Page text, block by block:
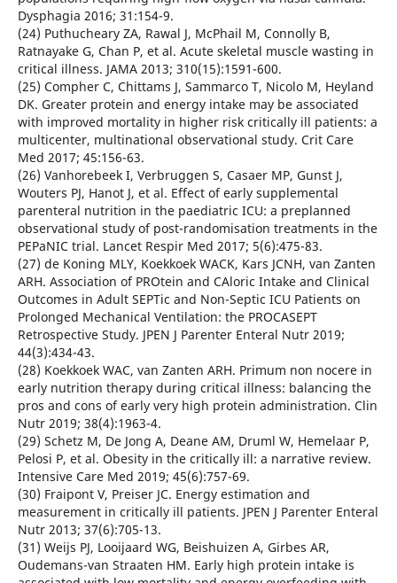
Dysphagia 2016; 31:154-9.
(24) Puthucheary ZA, Rawal J, McPhail M, Connolly B,
Ratnayake G, Chan P, et al. Acute skeletal muscle wasting in
critical illness. JAMA 2013; 310(15):1591-600.
(25) Compher C, Chittams J, Sammarco T, Nicolo M, Heyland
DK. Greater protein and energy intake may be associated
with improved mortality in higher risk critically ill patients: a
multicenter, multinational observational study. Crit Care
Med 2017; 45:156-63.
(26) Vanhorebeek I, Verbruggen S, Casaer MP, Gunst J,
Wouters PJ, Hanot J, et al. Effect of early supplemental
parenteral nutrition in the paediatric ICU: a preplanned
observational study of post-randomisation treatments in the
PEPaNIC trial. Lancet Respir Med 2017; 5(6):475-83.
(27) de Koning MLY, Koekkoek WACK, Kars JCNH, van Zanten
ARH. Association of PROtein and CAloric Intake and Clinical
Outcomes in Adult SEPTic and Non-Septic ICU Patients on
Prolonged Mechanical Ventilation: the PROCASEPT
Retrospective Study. JPEN J Parenter Enteral Nutr 2019;
44(3):434-43.
(28) Koekkoek WAC, van Zanten ARH. Primum non nocere in
early nutrition therapy during critical illness: balancing the
pros and cons of early very high protein administration. Clin
Nutr 2019; 38(4):1963-4.
(29) Schetz M, De Jong A, Deane AM, Druml W, Hemelaar P,
Pelosi P, et al. Obesity in the critically ill: a narrative review.
Intensive Care Med 2019; 45(6):757-69.
(30) Fraipont V, Preiser JC. Energy estimation and
measurement in critically ill patients. JPEN J Parenter Enteral
Nutr 2013; 37(6):705-13.
(31) Weijs PJ, Looijaard WG, Beishuizen A, Girbes AR,
Oudemans-van Straaten HM. Early high protein intake is